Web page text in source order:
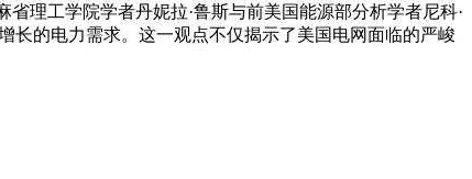
理工学院学者丹妮拉·鲁斯与前美国能源部分析学者尼科·
长的电力需求。这一观点不仅揭示了美国电网面临的严峻